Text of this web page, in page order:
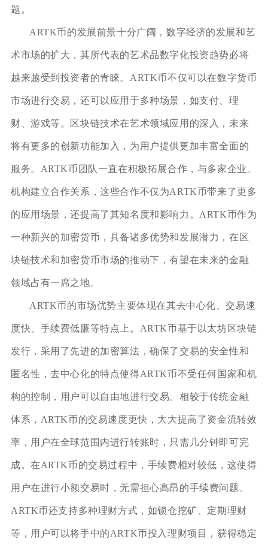
题。
ARTK币的发展前景十分广阔，数字经济的发展和艺
术市场的扩大，其所代表的艺术品数字化投资趋势必将
越来越受到投资者的青睐。ARTK币不仅可以在数字货币
市场进行交易，还可以应用于多种场景，如支付、理
财、游戏等。区块链技术在艺术领域应用的深入，未来
将有更多的创新功能加入，为用户提供更加丰富全面的
服务。ARTK币团队一直在积极拓展合作，与多家企业、
机构建立合作关系，这些合作不仅为ARTK币带来了更多
的应用场景，还提高了其知名度和影响力。ARTK币作为
一种新兴的加密货币，具备诸多优势和发展潜力，在区
块链技术和加密货币市场的推动下，有望在未来的金融
领域占有一席之地。
ARTK币的市场优势主要体现在其去中心化、交易速
度快、手续费低廉等特点上。ARTK币基于以太坊区块链
发行，采用了先进的加密算法，确保了交易的安全性和
匿名性，去中心化的特点使得ARTK币不受任何国家和机
构的控制，用户可以自由地进行交易。相较于传统金融
体系，ARTK币的交易速度更快，大大提高了资金流转效
率，用户在全球范围内进行转账时，只需几分钟即可完
成。在ARTK币的交易过程中，手续费相对较低，这使得
用户在进行小额交易时，无需担心高昂的手续费问题。
ARTK币还支持多种理财方式，如锁仓挖矿、定期理财
等，用户可以将手中的ARTK币投入理财项目，获得稳定